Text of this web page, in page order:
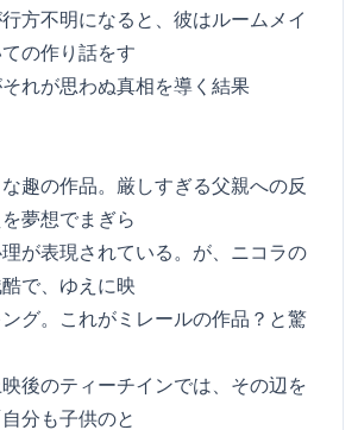
方不明になると、彼はルームメイ
の作り話をす
れが思わぬ真相を導く結果
趣の作品。厳しすぎる父親への反
夢想でまぎら
が表現されている。が、ニコラの
で、ゆえに映
グ。これがミレールの作品？と驚
後のティーチインでは、その辺を
分も子供のと